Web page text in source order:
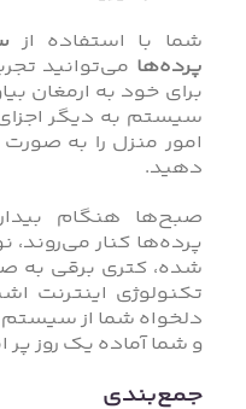
شما با استفاده از
پرده‌ها می‌توانید
برای خود به ارمغان
سیستم به دیگر
امور منزل را به
دهید.
صبح‌ها هنگام
پرده‌ها کنار می‌روند،
شده، کتری برقی به
تکنولوژی اینترنت
دلخواه شما از
و شما آماده یک روز
جمع‌بندی